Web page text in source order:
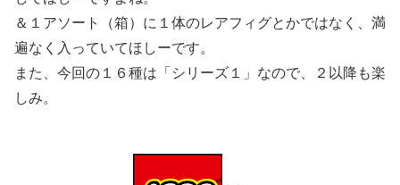
＆１アソート（箱）に１体のレアフィグとかではなく、満
遍なく入っていてほしーです。
また、今回の１６種は「シリーズ１」なので、２以降も楽
しみ。